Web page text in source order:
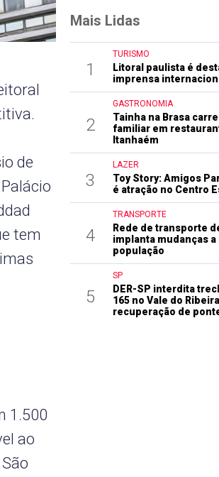
de
tem
1.500
ao
Mais Lidas
1
TURISMO
Litoral paulista é
imprensa
2
GASTRONOMIA
Tainha na Brasa
familiar em
Itanhaém
3
LAZER
Toy Story: Amigos
é atração no Centro
4
TRANSPORTE
Rede de transporte
implanta mudanças
população
5
SP
DER-SP interdita
165 no Vale do
recuperação de